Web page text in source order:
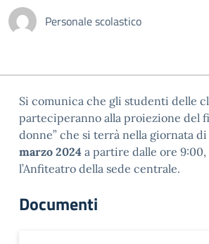
Personale scolastico
Si comunica che gli studenti delle
parteciperanno alla proiezione del
donne” che si terrà nella giornata di
marzo 2024 a partire dalle ore 9:00,
l’Anfiteatro della sede centrale.
Documenti